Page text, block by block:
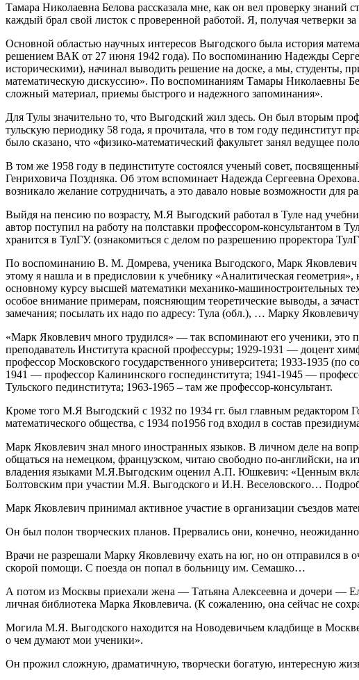
Тамара Николаевна Белова рассказала мне, как он вел проверку
каждый брал свой листок с проверенной работой. Я, получая четверки
Основной областью научных интересов Выгодского была история
решением ВАК от 27 июня 1942 года). По воспоминанию Надежды
историческими), начинал выводить решение на доске, а мы, студенты,
математическую дискуссию». По воспоминаниям Тамары Николаевны
сложный материал, приемы быстрого и надежного запоминания».
Для Тулы значительно то, что Выгодский жил здесь. Он был вторым
тульскую периодику 58 года, я прочитала, что в том году пединститут
было сказано, что «физико-математический факультет занял ведущее
В том же 1958 году в пединституте состоялся ученый совет,
Генриховича Поздняка. Об этом вспоминает Надежда Сергеевна
возникало желание сотрудничать, а это давало новые возможности для
Выйдя на пенсию по возрасту, М.Я Выгодский работал в Туле над
автор поступил на работу на полставки профессором-консультантом в
хранится в ТулГУ. (ознакомиться с делом по разрешению проректора
По воспоминанию В. М. Домрева, ученика Выгодского, Марк Яковлевич
этому я нашла и в предисловии к учебнику «Аналитическая
основному курсу высшей математики механико-машиностроительных
особое внимание примерам, поясняющим теоретические выводы, а
замечания; посылать их надо по адресу: Тула (обл.), … Марку
«Марк Яковлевич много трудился» — так вспоминают его ученики, это
преподаватель Института красной профессуры; 1929-1931 — доцент
профессор Московского государственного университета; 1933-1935
1941 — профессор Калининского госпединститута; 1941-1945 —
Тульского пединститута; 1963-1965 – там же профессор-консультант.
Кроме того М.Я Выгодский с 1932 по 1934 гг. был главным редактором
математического общества, с 1934 по1956 год входил в состав
Марк Яковлевич знал много иностранных языков. В личном деле на
общаться на немецком, французском, читаю свободно по-английски, на
владения языками М.Я.Выгодским оценил А.П. Юшкевич: «Ценным
Болтовским при участии М.Я. Выгодского и И.Н. Веселовского…
Марк Яковлевич принимал активное участие в организации съездов
Он был полон творческих планов. Прервались они, конечно,
Врачи не разрешали Марку Яковлевичу ехать на юг, но он отправился в
скорой помощи. С поезда он попал в больницу им. Семашко…
А потом из Москвы приехали жена — Татьяна Алексеевна и дочери —
личная библиотека Марка Яковлевича. (К сожалению, она сейчас не
Могила М.Я. Выгодского находится на Новодевичьем кладбище в
о чем думают мои ученики».
Он прожил сложную, драматичную, творчески богатую, интересную